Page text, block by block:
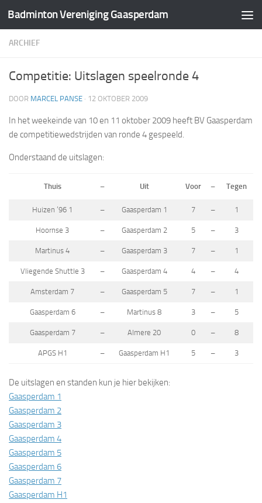
Doorgaan naar inhoud
Badminton Vereniging Gaasperdam
ARCHIEF
Competitie: Uitslagen speelronde 4
DOOR MARCEL PANSE · 12 OKTOBER 2009
In het weekeinde van 10 en 11 oktober 2009 heeft BV Gaasperdam
de competitiewedstrijden van ronde 4 gespeeld.
Onderstaand de uitslagen:
Thuis – Uit Voor – Tegen
Huizen ’96 1 – Gaasperdam 1 7 – 1
Hoornse 3 – Gaasperdam 2 5 – 3
Martinus 4 – Gaasperdam 3 7 – 1
Vliegende Shuttle 3 – Gaasperdam 4 4 – 4
Amsterdam 7 – Gaasperdam 5 7 – 1
Gaasperdam 6 – Martinus 8 3 – 5
Gaasperdam 7 – Almere 20 0 – 8
APGS H1 – Gaasperdam H1 5 – 3
De uitslagen en standen kun je hier bekijken:
Gaasperdam 1
Gaasperdam 2
Gaasperdam 3
Gaasperdam 4
Gaasperdam 5
Gaasperdam 6
Gaasperdam 7
Gaasperdam H1